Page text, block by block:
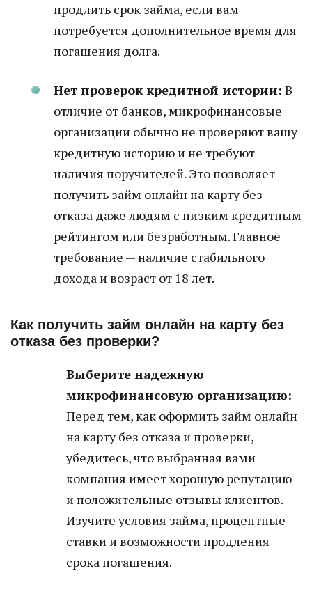
продлить срок займа, если вам
потребуется дополнительное время для
погашения долга.
Нет проверок кредитной истории: В
отличие от банков, микрофинансовые
организации обычно не проверяют вашу
кредитную историю и не требуют
наличия поручителей. Это позволяет
получить займ онлайн на карту без
отказа даже людям с низким кредитным
рейтингом или безработным. Главное
требование — наличие стабильного
дохода и возраст от 18 лет.
Как получить займ онлайн на карту без
отказа без проверки?
Выберите надежную
микрофинансовую организацию:
Перед тем, как оформить займ онлайн
на карту без отказа и проверки,
убедитесь, что выбранная вами
компания имеет хорошую репутацию
и положительные отзывы клиентов.
Изучите условия займа, процентные
ставки и возможности продления
срока погашения.